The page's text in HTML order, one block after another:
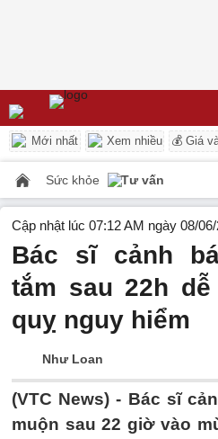
Mới nhất Xem nhiều 💰 Giá
Sức khỏe Tư vấn
Cập nhật lúc 07:12 AM ngày 08/
Bác sĩ cảnh
tắm sau 22h
quỵ nguy hiểm
Như Loan
(VTC News) - Bác sĩ
muộn sau 22 giờ vào